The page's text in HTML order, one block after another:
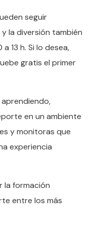
seguir
la diversión también
13 h. Si lo desea,
gratis el primer
en un ambiente
y monitoras que
experiencia
la formación
entre los más